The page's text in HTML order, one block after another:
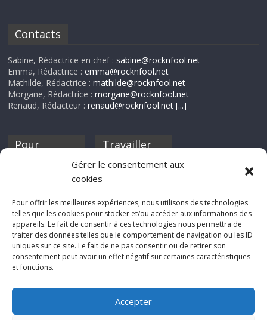
Gérer le consentement aux
cookies
Pour offrir les meilleures expériences, nous utilisons des technologies
telles que les cookies pour stocker et/ou accéder aux informations des
appareils. Le fait de consentir à ces technologies nous permettra de
traiter des données telles que le comportement de navigation ou les ID
uniques sur ce site. Le fait de ne pas consentir ou de retirer son
consentement peut avoir un effet négatif sur certaines caractéristiques
et fonctions.
Accepter
Contacts
Sabine, Rédactrice en chef : sabine@rocknfool.net
Emma, Rédactrice :emma@rocknfool.net
Mathilde, Rédactrice :mathilde@rocknfool.net
Morgane, Rédactrice :morgane@rocknfool.net
Renaud, Rédacteur :renaud@rocknfool.net [...]
Pour
discothèque
Travailler
Si tu souhaites
Rocknfool, n'hésite
pas à nous envoyer
tes chroniques de
concerts, de films,
séries ou des billets
d'humeur :